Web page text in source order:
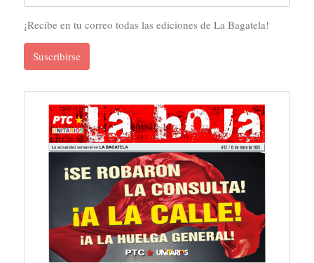
¡Recibe en tu correo todas las ediciones de La Bagatela!
Suscribirse